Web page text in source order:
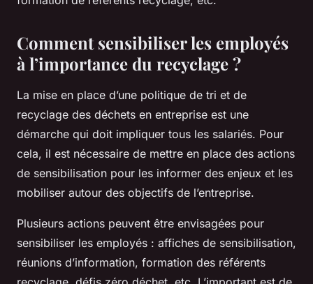
Comment sensibiliser les employés
à l’importance du recyclage ?
La mise en place d’une politique de tri et de
recyclage des déchets en entreprise est une
démarche qui doit impliquer tous les salariés. Pour
cela, il est nécessaire de mettre en place des actions
de sensibilisation pour les informer des enjeux et les
mobiliser autour des objectifs de l’entreprise.
Plusieurs actions peuvent être envisagées pour
sensibiliser les employés : affiches de sensibilisation,
réunions d’information, formation des référents